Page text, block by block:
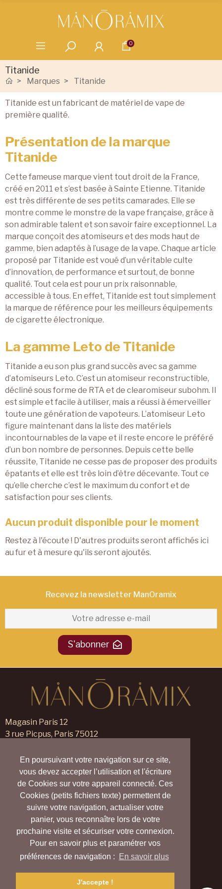
En poursuivant votre navigation sur ce site,
vous devez accepter l’utilisation et l'écriture
de Cookies sur votre appareil connecté. Ces
Cookies (petits fichiers texte) permettent de
suivre votre navigation, actualiser votre
panier, vous reconnaître lors de votre
prochaine visite et sécuriser votre connexion.
Pour en savoir plus et paramétrer vos
préférences de navigation :
En savoir plus
J'accepte !
0
Titanide
Marques Titanide
Titanide est un fabricant de matériel de vape de
première qualité.
Présentation de la marque
Titanide
Cette fameuse marque vient tout droit de la France,
créé en 2011 et s’est basée à Sainte Etienne. Titanide
est très différente de ses petits camarades. Elle se
montre comme le monstre de la vape française, grâce à
son admirable talent et son savoir faire exceptionnel. La
marque conçoit des atomiseurs et des mods haut de
gamme, bien adaptés à l’usage de la vape. Chaque article
proposé par Titanide est voué d’un véritable culte
d’innovation, de performance et surtout, de bonne
qualité. Tout cela est pour un prix raisonnable,
accessible à tous. En effet, Titanide est tout simplement
la marque de référence pour les meilleurs équipements
de cigarette électronique.
La gamme Leto de Titanide
Titanide a eu son plus grand succès avec sa gamme
d’atomiseurs Leto. C’est un atomiseur reconstructible,
décliné sous forme de RTA et de clearomiseur subohm. Il
est simple et facile à utiliser, mais a réussi à émerveiller
toute une génération de vapoteurs. L’atomiseur Leto
figure maintenant dans la liste des matériels
incontournables de la vape et il reste encore le préféré
d’un bon nombre de personnes. Depuis cette belle
réussite, Titanide ne cesse pas de proposer des produits
épatants et elle est très loin d’être décevante. Tout ce
qu’elle cherche c’est le maximum du confort et de
satisfaction pour ses clients.
Aucun produit disponible pour le moment
Restez à l'écoute ! D'autres produits seront affichés ici
au fur et à mesure qu'ils seront ajoutés.
Recevez la newsletter ManOramix​
S'abonner
Magasin Paris 12
3 rue Picpus, Paris 75012
Magasin Verneuil sur Avre
105 rue des Trois Maillets,
Verneuil d'Avre et d'Iton 27130
09 55 830 830
Nous contacter
Nos magasins
Notre blog
Carte cadeau
Collectif Harmony Village